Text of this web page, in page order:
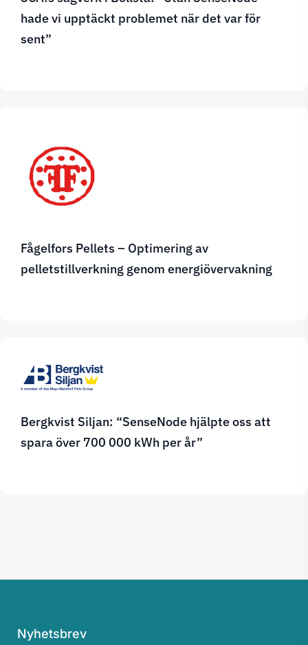
hade vi upptäckt problemet när det var för
sent”
Fågelfors Pellets – Optimering av
pelletstillverkning genom energiövervakning
Bergkvist Siljan: “SenseNode hjälpte oss att
spara över 700 000 kWh per år”
Nyhetsbrev